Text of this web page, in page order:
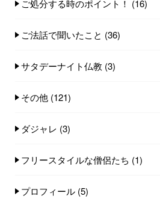
ご処分する時のポイント！ (16)
ご法話で聞いたこと (36)
サタデーナイト仏教 (3)
その他 (121)
ダジャレ (3)
フリースタイルな僧侶たち (1)
プロフィール (5)